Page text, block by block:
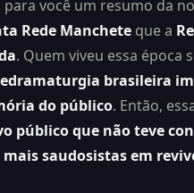
você um resumo da
Rede Mancheteque a
. Quem viveu essa
brasileira
do público. Então,
público que não teve
saudosistas em